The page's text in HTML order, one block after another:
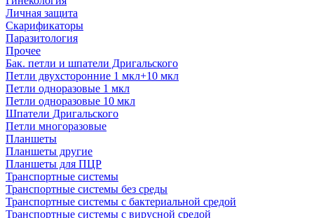
Личная защита
Скарификаторы
Паразитология
Прочее
Бак. петли и шпатели Дригальского
Петли двухсторонние 1 мкл+10 мкл
Петли одноразовые 1 мкл
Петли одноразовые 10 мкл
Шпатели Дригальского
Петли многоразовые
Планшеты
Планшеты другие
Планшеты для ПЦР
Транспортные системы
Транспортные системы без среды
Транспортные системы с бактериальной средой
Транспортные системы с вирусной средой